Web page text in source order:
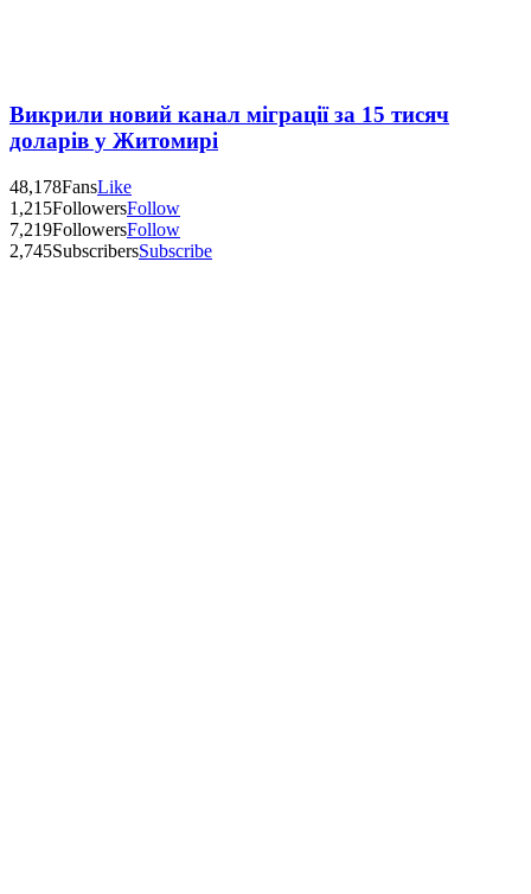
Викрили новий канал міграції за 15 тисяч
доларів у Житомирі
48,178FansLike
1,215FollowersFollow
7,219FollowersFollow
2,745SubscribersSubscribe